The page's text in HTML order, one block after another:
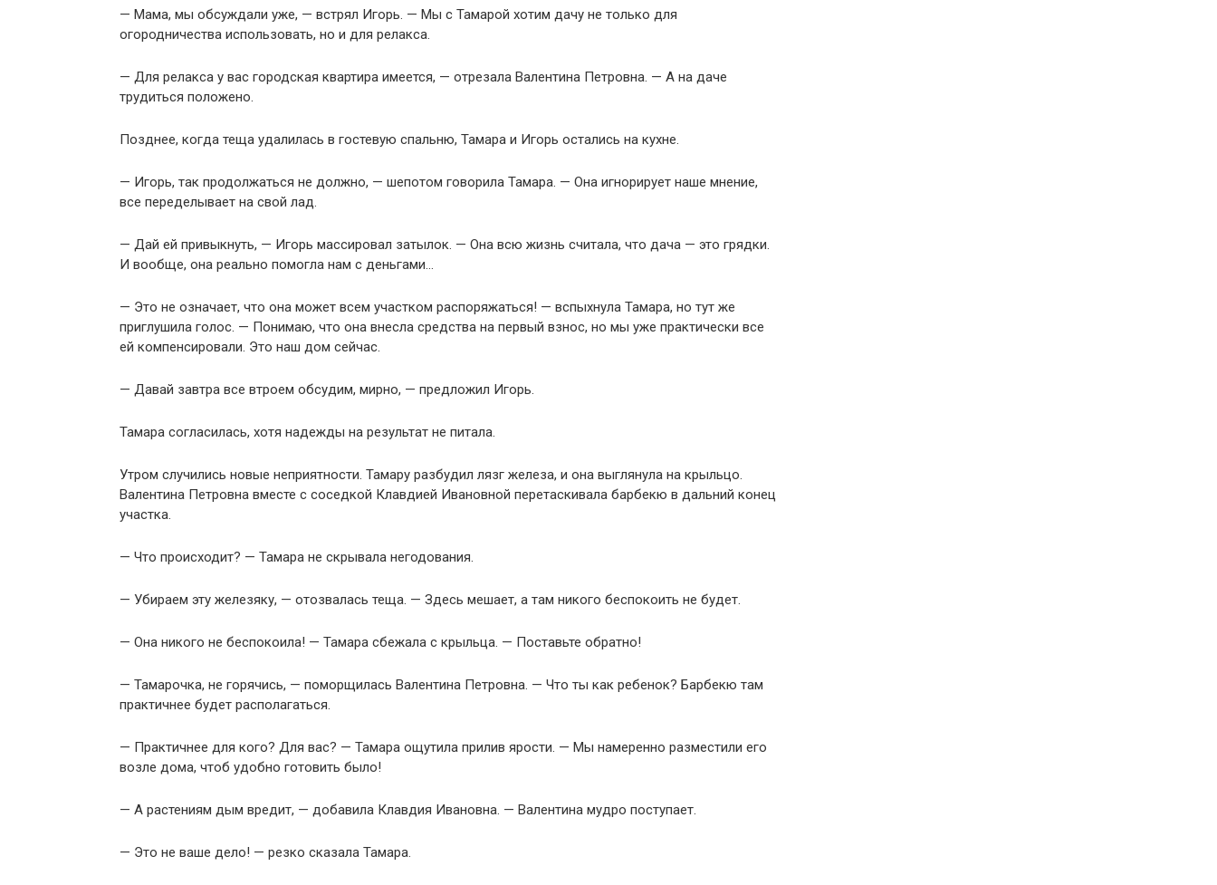
— Мама, мы обсуждали уже, — встрял Игорь. — Мы с Тамарой хотим дачу не только для
огородничества использовать, но и для релакса.
— Для релакса у вас городская квартира имеется, — отрезала Валентина Петровна. — А на даче
трудиться положено.
Позднее, когда теща удалилась в гостевую спальню, Тамара и Игорь остались на кухне.
— Игорь, так продолжаться не должно, — шепотом говорила Тамара. — Она игнорирует наше мнение,
все переделывает на свой лад.
— Дай ей привыкнуть, — Игорь массировал затылок. — Она всю жизнь считала, что дача — это грядки.
И вообще, она реально помогла нам с деньгами…
— Это не означает, что она может всем участком распоряжаться! — вспыхнула Тамара, но тут же
приглушила голос. — Понимаю, что она внесла средства на первый взнос, но мы уже практически все
ей компенсировали. Это наш дом сейчас.
— Давай завтра все втроем обсудим, мирно, — предложил Игорь.
Тамара согласилась, хотя надежды на результат не питала.
Утром случились новые неприятности. Тамару разбудил лязг железа, и она выглянула на крыльцо.
Валентина Петровна вместе с соседкой Клавдией Ивановной перетаскивала барбекю в дальний конец
участка.
— Что происходит? — Тамара не скрывала негодования.
— Убираем эту железяку, — отозвалась теща. — Здесь мешает, а там никого беспокоить не будет.
— Она никого не беспокоила! — Тамара сбежала с крыльца. — Поставьте обратно!
— Тамарочка, не горячись, — поморщилась Валентина Петровна. — Что ты как ребенок? Барбекю там
практичнее будет располагаться.
— Практичнее для кого? Для вас? — Тамара ощутила прилив ярости. — Мы намеренно разместили его
возле дома, чтоб удобно готовить было!
— А растениям дым вредит, — добавила Клавдия Ивановна. — Валентина мудро поступает.
— Это не ваше дело! — резко сказала Тамара.